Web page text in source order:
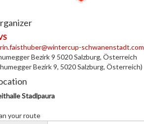
schwanenstadt.com
Bezirk 9 5020 Salzburg, Österreich
Bezirk 9, 5020 Salzburg, Österreich)
Stadlpaura
your route